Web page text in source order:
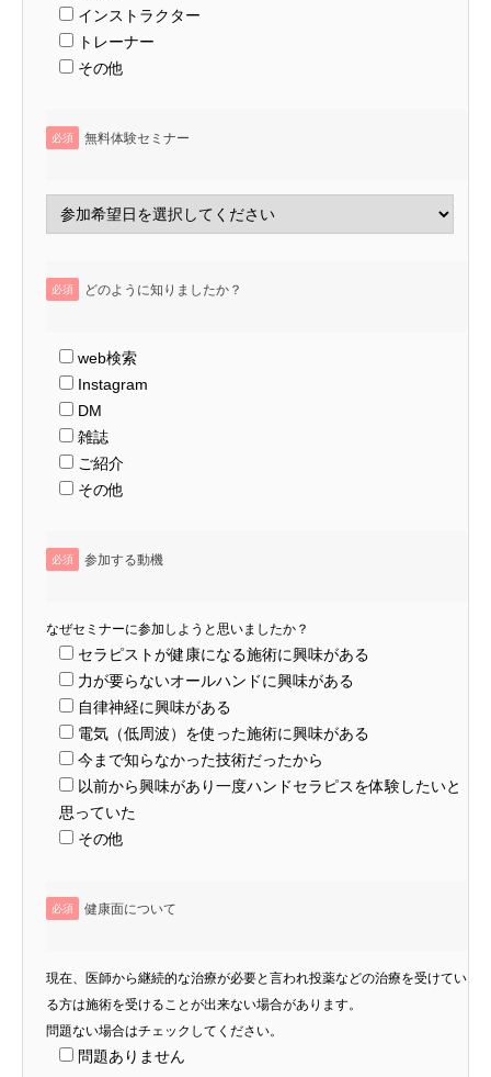
インストラクター
トレーナー
その他
必須 無料体験セミナー
必須 どのように知りましたか？
web検索
Instagram
DM
雑誌
ご紹介
その他
必須 参加する動機
なぜセミナーに参加しようと思いましたか？
セラピストが健康になる施術に興味がある
力が要らないオールハンドに興味がある
自律神経に興味がある
電気（低周波）を使った施術に興味がある
今まで知らなかった技術だったから
以前から興味があり一度ハンドセラピスを体験したいと
思っていた
その他
必須 健康面について
現在、医師から継続的な治療が必要と言われ投薬などの治療を受けてい
る方は施術を受けることが出来ない場合があります。
問題ない場合はチェックしてください。
問題ありません